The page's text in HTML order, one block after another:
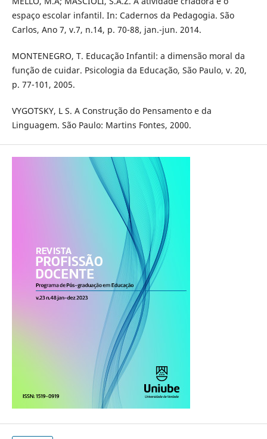
espaço escolar infantil. In: Cadernos da Pedagogia. São
Carlos, Ano 7, v.7, n.14, p. 70-88, jan.-jun. 2014.
MONTENEGRO, T. Educação Infantil: a dimensão moral da
função de cuidar. Psicologia da Educação, São Paulo, v. 20,
p. 77-101, 2005.
VYGOTSKY, L S. A Construção do Pensamento e da
Linguagem. São Paulo: Martins Fontes, 2000.